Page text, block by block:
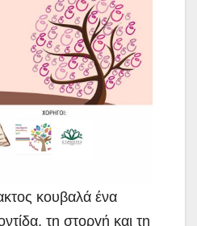
κουβαλά ένα
τη στοργή και τη